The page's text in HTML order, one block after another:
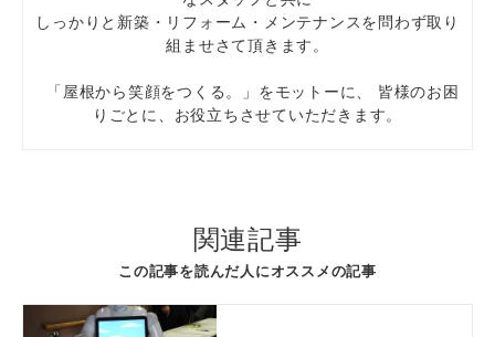
しっかりと新築・リフォーム・メンテナンスを問わず取り
組ませさて頂きます。
「屋根から笑顔をつくる。」をモットーに、 皆様のお困
りごとに、お役立ちさせていただきます。
関連記事
この記事を読んだ人にオススメの記事